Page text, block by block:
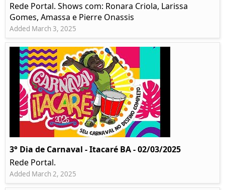
Rede Portal. Shows com: Ronara Criola, Larissa
Gomes, Amassa e Pierre Onassis
Added March 3, 2025
3° Dia de Carnaval - Itacaré BA - 02/03/2025
Rede Portal.
Added March 2, 2025